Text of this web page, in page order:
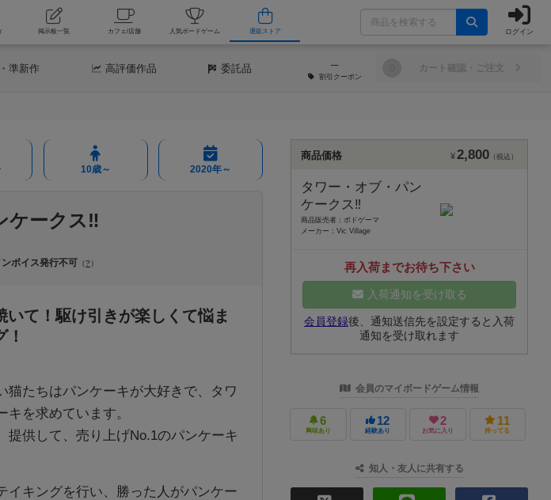
コミュニティ 掲示板一覧 カフェ/店舗 人気ボードゲーム 通販ストア ログイン
・準新作 高評価作品 委託品 ─
割引 クーポン
カート確認・ご注文
10歳～ 2020年～
ケークス‼
ンボイス発行不可 （? ）
て！駆け引きが楽しくて悩ま
猫たちはパンケーキが大好きで、タワ
を求めています。
提供して、売り上げNo.1のパンケーキ
イキングを行い、勝った人がパンケー
商品価格 ¥2,800 （税込）
タワー・オブ・パン
ケークス‼
商品販売者：ボドゲーマ
メーカー：Vic Village
再入荷までお待ち下さい
入荷通知を受け取る
会員登録後、通知送信先を設定すると入荷
通知を受け取れます
会員のマイボードゲーム情報
6
興味あり
12
経験あり
2
お気に入り
11
持ってる
知人・友人に共有する